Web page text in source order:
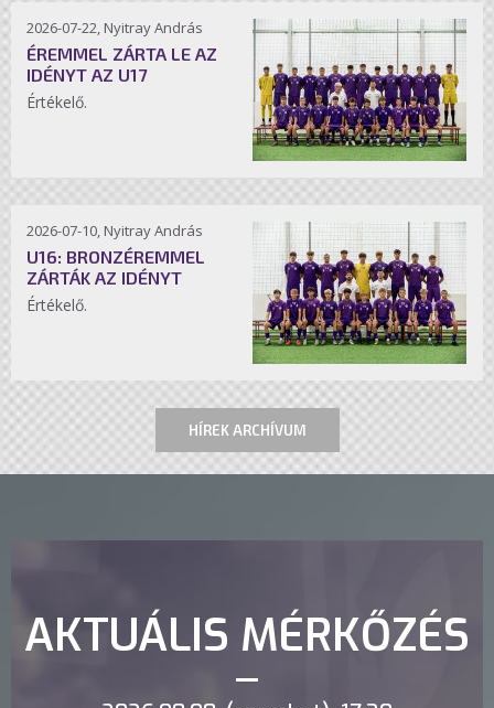
2026-07-22, Nyitray András
ÉREMMEL ZÁRTA LE AZ
IDÉNYT AZ U17
Értékelő.
2026-07-10, Nyitray András
U16: BRONZÉREMMEL
ZÁRTÁK AZ IDÉNYT
Értékelő.
HÍREK ARCHÍVUM
AKTUÁLIS MÉRKŐZÉS